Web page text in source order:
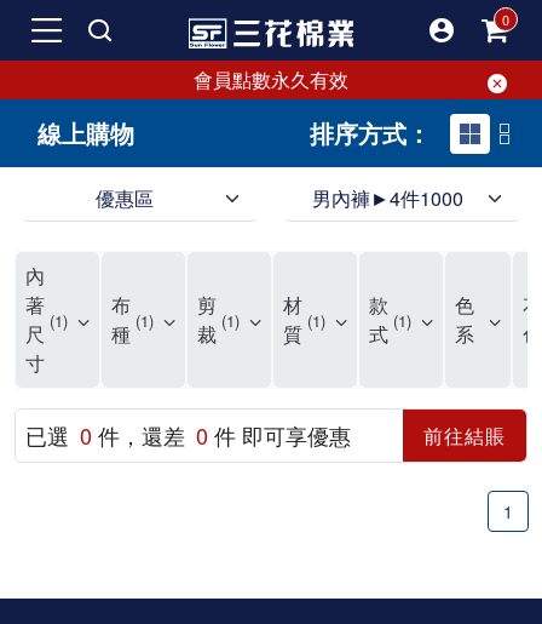
會員點數永久有效
線上購物 排序方式：
優惠區 男內褲►4件1000
三花男內褲提供最平實好搭的男內褲選擇。採用高品質原料製成，三花男內褲擁有絕佳彈性與透氣度，怎麼穿都舒適不用擔心造成肌膚困擾，立體剪裁全面大升級，滿意度百分百。
三花男內褲是男生首選品牌，適合休閒與運動。彈性好，人體工學剪裁，立體效果佳，舒適感大提升，魅力指數破表！
市佔率高達50年！三花專注設計，提升舒適與耐用，針對亞洲男性剪裁，大動作不卡襠。
三花男內褲採用優質棉料製成，褲身擁有超過千個散熱孔，吸汗透氣，柔順舒適，解決一般男內褲的悶熱問題。針對亞洲男性體型的立體剪裁設計，告別卡襠煩惱，自如大動作。三花男內褲市佔率高，專注製造與開發超過50年，提升舒適度與耐用性，深受網友推崇。五片式剪裁設計，適合各種身形及風格，給予肌膚前所未有的透氣舒適體驗。
【心情閒聊】男內褲的一些小心得?! 身為一名廣告代理商的社群小編，每次接到新客戶都需做好充足的產業功課，以免在撰寫廣告時顯得膚淺。美妝和流行服飾的客戶總讓我感到一點小確幸，因為可以搶先試用到新產品，或請客戶幫忙以員工價購買商品，讓人有中獎的小喜悅。 這次的客戶卻是-男內褲! 男內褲! 男內褲! 由於是第一次接觸這類產品，所以特地重複三次來表達內心的震驚。因為獨處時間較長，對於男內褲的研究多少有些害羞。因而硬著頭皮買了好幾件男內褲進行研究。 家裡沒有兄弟，也沒有可以直接聊男內褲的男性朋友，自己去買男內褲真的需要一些勇氣。我感謝現在的高科技網購，讓我不用親自到店面盯著男內褲看，也能輕鬆購買到不同種類的男內褲，真是感恩網路! 在Google搜尋 ""男內褲""，瞬間出現許多品牌，男內褲的世界真是博大精深呢。我開始扮演男內褲研究生，對男內褲進行分類：從長短、高低中腰到情趣男內褲，各式各樣應有盡有。好險此次的客戶是比較中規中矩的，情趣類的男內褲不在研究範圍，不然一直盯著穿內褲的模特兒看也太難為情了。 男內褲的設計功能其實不亞於女生內衣。由於男生身體結構的關係，需要更細心的設計。市面上較大的品牌有老牌的三花、三槍、宜而爽等，還有大手筆請代言人的CK、PLAYBOY等品牌。要選男內褲，實在需要下些功夫。 我將男內褲分為兩個面向：花色和功能設計。選擇男內褲的花色非常重要，因為能看出個人的品味和對內外搭配的重視程度。宅男們穿著50歲阿伯的花色內褲，或是穿白褲子搭配大黑色內褲，都是不OK的搭配。 功能設計則是對重要部位的保?。為了確保舒適性，有的內褲設計了開襟方便上廁所，有的設計了專屬囊袋固定，更有五片立體剪裁，或者強調視覺效果的內褲。這些設計不僅滿足基本的生理需求，更進階到心靈上的滿足。 以往從未想過要認真研究男內褲，直到這次工作的契機才真正了解男內褲的繁複。男內褲花色多樣，研究起來花費了不少時間。與男內褲客戶窗口交流，我這個女專案可能會有一段尷尬期，希望自己討論時不會笑場。雖然我無法真正體驗男內褲的全部功能，但透過揣測和客戶專業的回答，依然探詢到了許多有趣的現象。 某些網友反應某些國外品牌的男內褲不好穿，可能因為這些品牌是按照西方身材比例製造，不太適合台灣男性。同樣的現象也出現在女性內衣上，所以選擇適合自己的內褲才是最重要的。 以上只是我的心情抒發，沒有針對任何一家男內褲品牌，歡迎更多對男內褲有興趣的朋友加入研究行列！"
內
著
尺
寸
1
布
種 1
剪
裁 1
材
質 1
款
式 1
色
系
花
色
已選 0件，還差 0件 即可享優惠 前往結賬
1